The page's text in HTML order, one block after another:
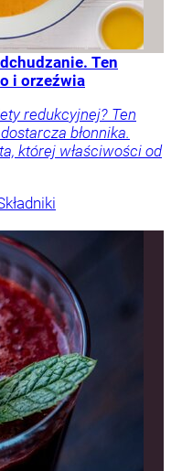
Ten
i orzeźwia
redukcyjnej? Ten
błonnika.
której właściwości od